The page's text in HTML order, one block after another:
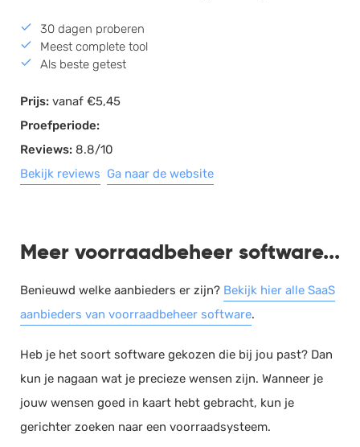
30 dagen proberen
Meest complete tool
Als beste getest
Prijs: vanaf €5,45
Proefperiode:
Reviews: 8.8/10
Bekijk reviews Ga naar de website
Meer voorraadbeheer software...
Benieuwd welke aanbieders er zijn? Bekijk hier alle SaaS
aanbieders van voorraadbeheer software.
Heb je het soort software gekozen die bij jou past? Dan
kun je nagaan wat je precieze wensen zijn. Wanneer je
jouw wensen goed in kaart hebt gebracht, kun je
gerichter zoeken naar een voorraadsysteem.